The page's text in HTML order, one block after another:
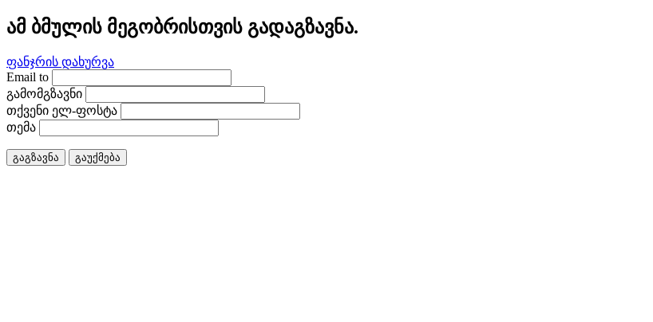
ამ ბმულის მეგობრისთვის გადაგზავნა.
ფანჯრის დახურვა
Email to
გამომგზავნი
თქვენი ელ-ფოსტა
თემა
გაგზავნა გაუქმება